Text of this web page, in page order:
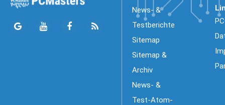
News- &
Testberichte
Sitemap
Sitemap &
Archiv
News- &
Test-Atom-